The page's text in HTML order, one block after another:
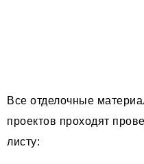
Все отделочные
проектов проходят
листу: